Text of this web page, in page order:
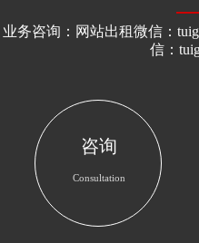
业务咨询：网站出租微信：
信：
咨询
Consultation